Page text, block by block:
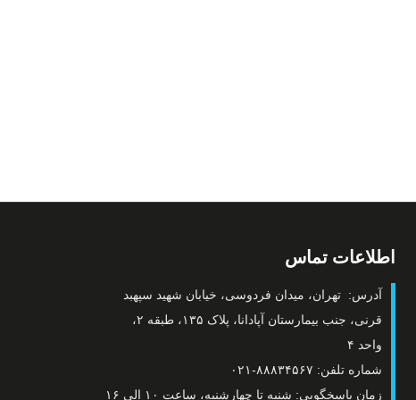
اطلاعات تماس
آدرس: تهران، میدان فردوسی، خیابان شهید سپهبد
قرنی، جنب بیمارستان آپادانا، پلاک ۱۳۵، طبقه ۲،
واحد ۴
شماره تلفن: ۸۸۸۳۴۵۶۷-۰۲۱
زمان پاسخگویی: شنبه تا چهارشنبه، ساعت ۱۰ الی ۱۶